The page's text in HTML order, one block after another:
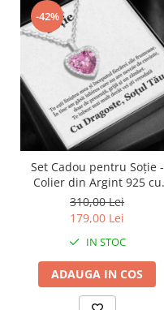
-42%
Set Cadou pentru Soție -
Colier din Argint 925 cu
Pandantiv Perla Roz, placat
cu rodiu, în Cutie Elegantă
cu Mesaj Emoționant
310,00 Lei
179,00 Lei
IN STOC
ADAUGA IN COS